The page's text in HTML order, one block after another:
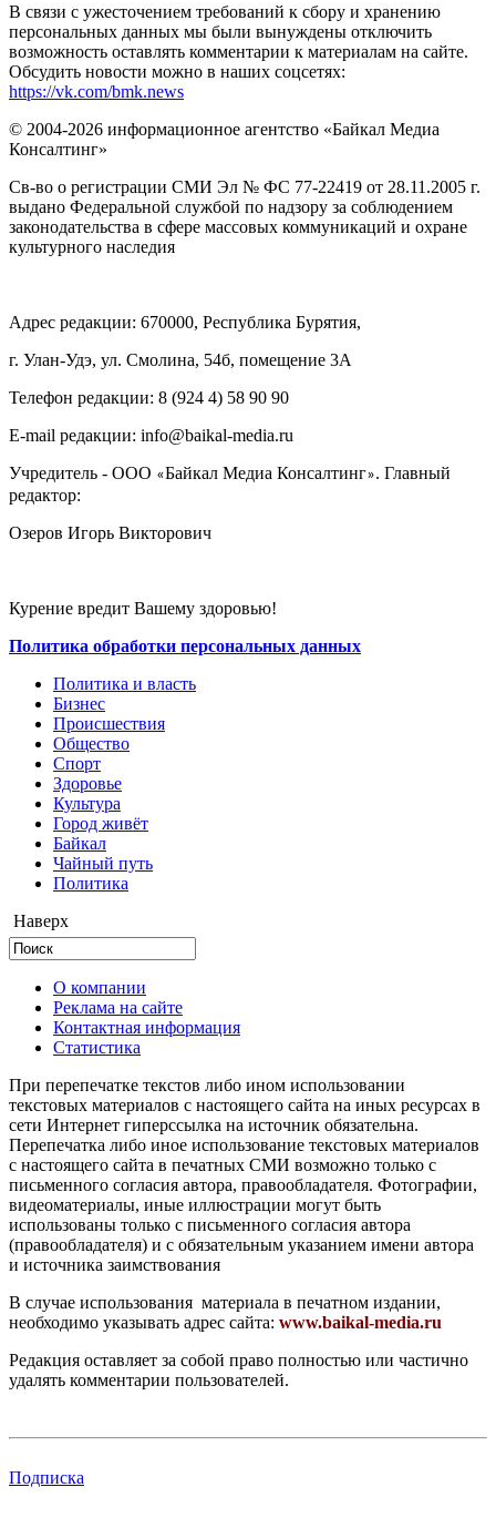
В связи с ужесточением требований к сбору и хранению
персональных данных мы были вынуждены отключить
возможность оставлять комментарии к материалам на сайте.
Обсудить новости можно в наших соцсетях:
https://vk.com/bmk.news
© 2004-2026 информационное агентство «Байкал Медиа
Консалтинг»
Св-во о регистрации СМИ Эл № ФС 77-22419 от 28.11.2005 г.
выдано Федеральной службой по надзору за соблюдением
законодательства в сфере массовых коммуникаций и охране
культурного наследия
Адрес редакции: 670000, Республика Бурятия,
г. Улан-Удэ, ул. Смолина, 54б, помещение 3А
Телефон редакции: ‎‎8 (924 4) 58 90 90
E-mail редакции: info@baikal-media.ru
Учредитель - ООО «Байкал Медиа Консалтинг». Главный
редактор:
Озеров Игорь Викторович
Курение вредит Вашему здоровью!
Политика обработки персональных данных
Политика и власть
Бизнес
Происшествия
Общество
Cпорт
Здоровье
Культура
Город живёт
Байкал
Чайный путь
Политика
Наверх
О компании
Реклама на сайте
Контактная информация
Статистика
При перепечатке текстов либо ином использовании
текстовых материалов с настоящего сайта на иных ресурсах в
сети Интернет гиперссылка на источник обязательна.
Перепечатка либо иное использование текстовых материалов
с настоящего сайта в печатных СМИ возможно только с
письменного согласия автора, правообладателя. Фотографии,
видеоматериалы, иные иллюстрации могут быть
использованы только с письменного согласия автора
(правообладателя) и с обязательным указанием имени автора
и источника заимствования
В случае использования материала в печатном издании,
необходимо указывать адрес сайта: www.baikal-media.ru
Редакция оставляет за собой право полностью или частично
удалять комментарии пользователей.
Подписка